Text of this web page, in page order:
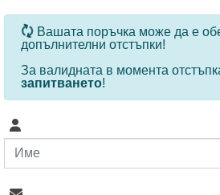
За определени продукти и
Вашата поръчка може да е
допълнителни отстъпки!
За валидната в момента
запитването!